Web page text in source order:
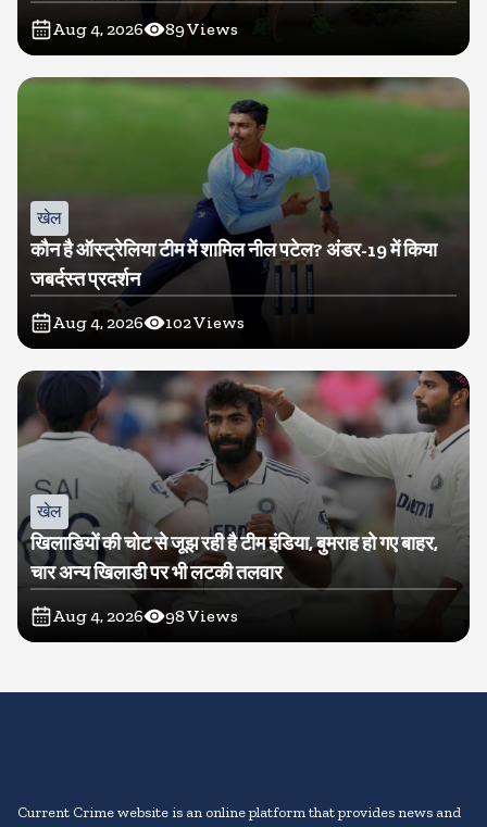
Aug 4, 2026 89Views
खेल
कौन है ऑस्ट्रेलिया टीम में शामिल नील पटेल? अंडर-19 में किया
जबर्दस्त प्रदर्शन
Aug 4, 2026 102Views
खेल
खिलाडियों की चोट से जूझ रही है टीम इंडिया, बुमराह हो गए बाहर,
चार अन्य खिलाडी पर भी लटकी तलवार
Aug 4, 2026 98Views
Current Crime website is an online platform that provides news and